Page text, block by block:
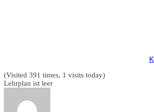
(Visited 391 times, 1 visits today)
Lehrplan ist leer